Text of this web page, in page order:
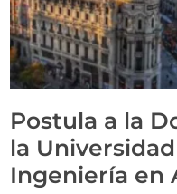
Postula a la
la
Ingeniería en